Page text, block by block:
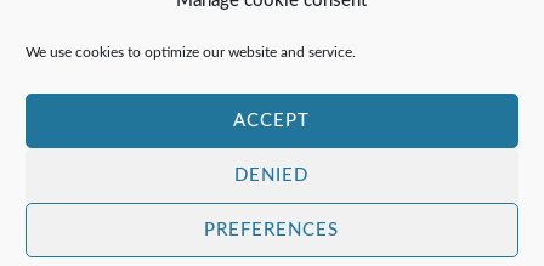
We use cookies to optimize our website and service.
ACCEPT
DENIED
PREFERENCES